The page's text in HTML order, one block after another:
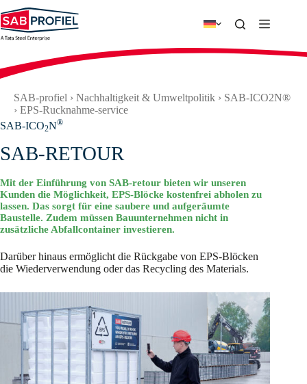
Inhalt
springen
SAB-profiel › Nachhaltigkeit & Umweltpolitik › SAB-ICO2N®
› EPS-Rucknahme-service
SAB-ICO2N®
SAB-RETOUR
Mit der Einführung von SAB-retour bieten wir unseren
Kunden die Möglichkeit, EPS-Blöcke kostenfrei abholen zu
lassen. Das sorgt für eine saubere und aufgeräumte
Baustelle. Zudem müssen Bauunternehmen nicht in
zusätzliche Abfallcontainer investieren.
Darüber hinaus ermöglicht die Rückgabe von EPS-Blöcken
die Wiederverwendung oder das Recycling des Materials.